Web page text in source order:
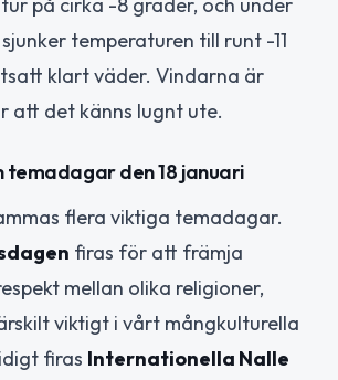
på cirka -8 grader, och under
temperaturen till runt -11
klart väder. Vindarna är
att det känns lugnt ute.
temadagar den 18 januari
flera viktiga temadagar.
firas för att främja
mellan olika religioner,
viktigt i vårt mångkulturella
firas Internationella Nalle